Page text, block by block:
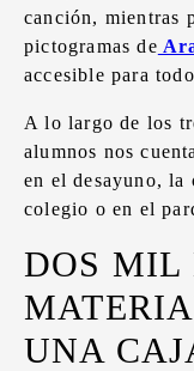
canción, mientras
pictogramas de
accesible para
A lo largo de los
alumnos nos
en el desayuno, la
colegio o en el
DOS MIL
UNA